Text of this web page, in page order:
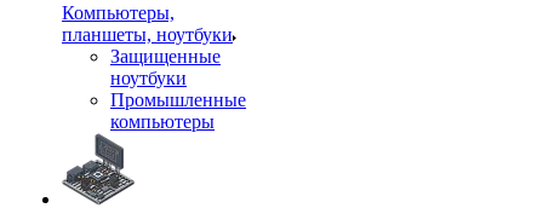
Компьютеры,
планшеты, ноутбуки
Защищенные
ноутбуки
Промышленные
компьютеры